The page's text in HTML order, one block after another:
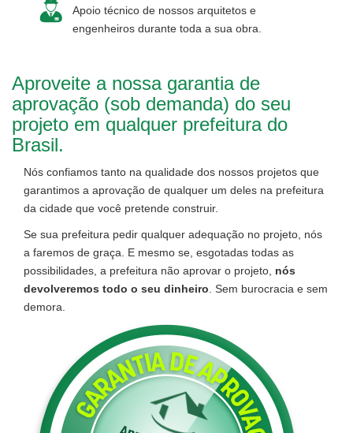
Apoio técnico de nossos arquitetos e
engenheiros durante toda a sua obra.
Aproveite a nossa garantia de
aprovação (sob demanda) do seu
projeto em qualquer prefeitura do
Brasil.
Nós confiamos tanto na qualidade dos nossos projetos que
garantimos a aprovação de qualquer um deles na prefeitura
da cidade que você pretende construir.
Se sua prefeitura pedir qualquer adequação no projeto, nós
a faremos de graça. E mesmo se, esgotadas todas as
possibilidades, a prefeitura não aprovar o projeto, nós
devolveremos todo o seu dinheiro . Sem burocracia e sem
demora.